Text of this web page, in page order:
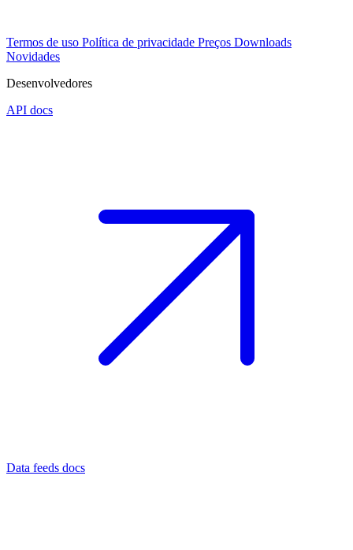
Termos de uso Política de privacidade Preços Downloads
Novidades
Desenvolvedores
API docs
Data feeds docs